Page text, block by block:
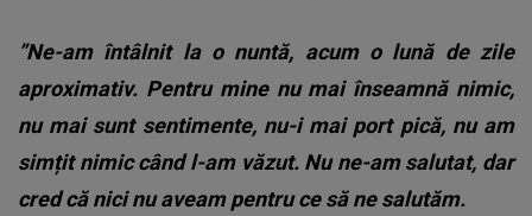
”Ne-am întâlnit la o nuntă, acum o lună de zile
aproximativ. Pentru mine nu mai înseamnă nimic,
nu mai sunt sentimente, nu-i mai port pică, nu am
simțit nimic când l-am văzut. Nu ne-am salutat, dar
cred că nici nu aveam pentru ce să ne salutăm.